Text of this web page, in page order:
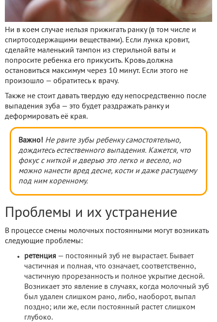
Ни в коем случае нельзя прижигать ранку (в том числе и
спиртосодержащими веществами). Если лунка кровит,
сделайте маленький тампон из стерильной ваты и
попросите ребенка его прикусить. Кровь должна
остановиться максимум через 10 минут. Если этого не
произошло — обратитесь к врачу.
Также не стоит давать твердую еду непосредственно после
выпадения зуба — это будет раздражать ранку и
деформировать её края.
Важно! Не рвите зубы ребенку самостоятельно,
дождитесь естественного выпадения. Кажется, что
фокус с ниткой и дверью это легко и весело, но
можно нанести вред десне, кости и даже растущему
под ним коренному.
Проблемы и их устранение
В процессе смены молочных постоянными могут возникать
следующие проблемы:
ретенция — постоянный зуб не вырастает. Бывает
частичная и полная, что означает, соответственно,
частичную прорезанность и полное укрытие десной.
Возникает это явление в случаях, когда молочный зуб
был удален слишком рано, либо, наоборот, выпал
поздно; или же, если постоянный растет слишком
глубоко.